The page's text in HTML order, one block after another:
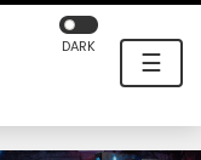
☰
DARK